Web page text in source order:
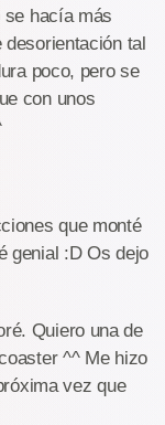
hacía más
desorientación tal
poco, pero se
con unos
que monté
genial :D Os dejo
Quiero una de
^^ Me hizo
vez que